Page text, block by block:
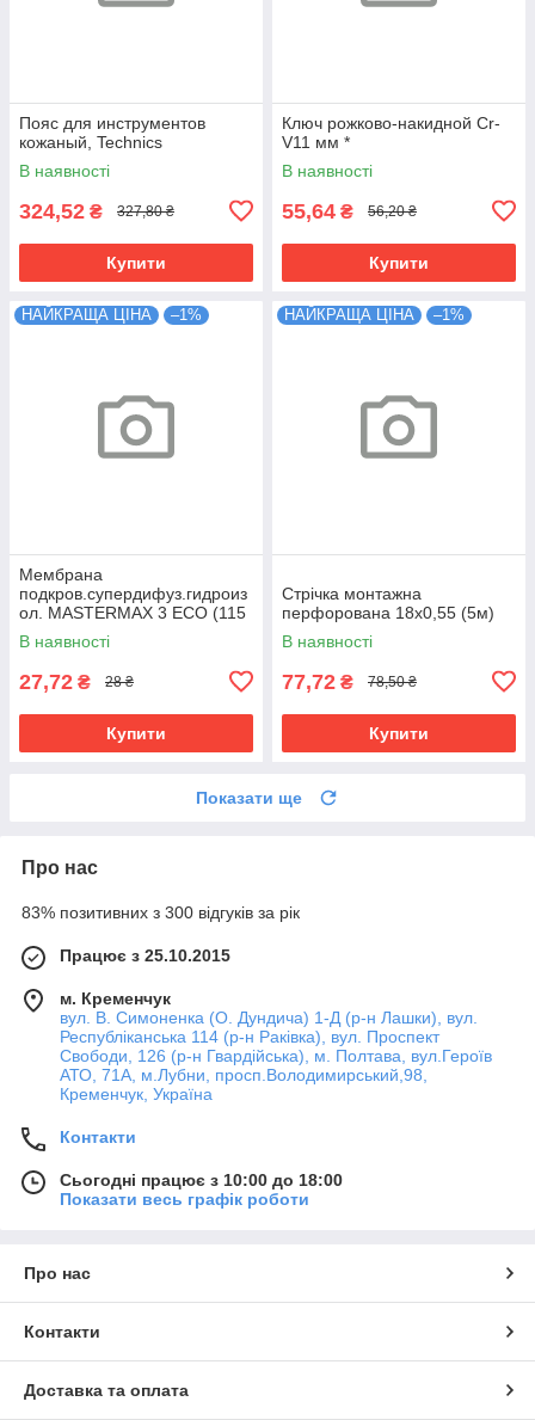
Пояс для инструментов
кожаный, Technics
В наявності
324,52 ₴ 327,80 ₴
Купити
Ключ рожково-накидной Cr-
V11 мм *
В наявності
55,64 ₴ 56,20 ₴
Купити
НАЙКРАЩА ЦІНА –1%
Мембрана
подкров.супердифуз.гидроиз
ол. MASTERMAX 3 ECO (115
плотн, 75м.кв.)
В наявності
27,72 ₴ 28 ₴
Купити
НАЙКРАЩА ЦІНА –1%
Cтрічка монтажна
перфорована 18х0,55 (5м)
В наявності
77,72 ₴ 78,50 ₴
Купити
Показати ще
Про нас
83% позитивних з 300 відгуків за рік
Працює з 25.10.2015
м. Кременчук
вул. В. Симоненка (О. Дундича) 1-Д (р-н Лашки), вул.
Республіканська 114 (р-н Раківка), вул. Проспект
Свободи, 126 (р-н Гвардійська), м. Полтава, вул.Героїв
АТО, 71А, м.Лубни, просп.Володимирський,98,
Кременчук, Україна
Контакти
Сьогодні працює з 10:00 до 18:00
Показати весь графік роботи
Про нас
Контакти
Доставка та оплата